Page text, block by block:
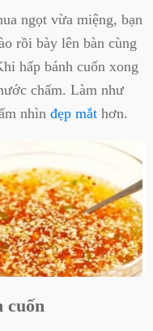
ngọt vừa miệng, bạn
rồi bày lên bàn cùng
hấp bánh cuốn xong
chấm. Làm như
nhìn đẹp mắt hơn.
cuốn